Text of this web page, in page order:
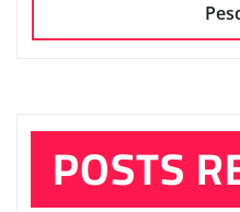
POSTS